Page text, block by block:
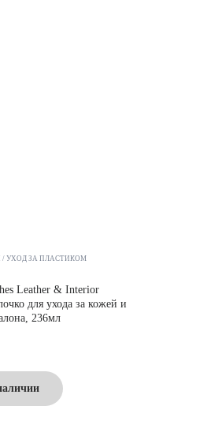
УХОД ЗА ПЛАСТИКОМ
Leather & Interior
для ухода за кожей и
236мл